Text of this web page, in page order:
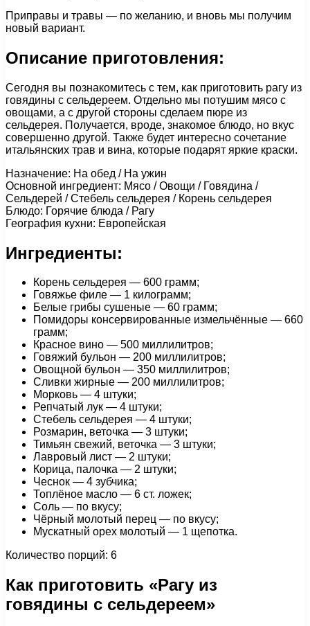
Приправы и травы — по желанию, и вновь мы получим
новый вариант.
Описание приготовления:
Сегодня вы познакомитесь с тем, как приготовить рагу из
говядины с сельдереем. Отдельно мы потушим мясо с
овощами, а с другой стороны сделаем пюре из
сельдерея. Получается, вроде, знакомое блюдо, но вкус
совершенно другой. Также будет интересно сочетание
итальянских трав и вина, которые подарят яркие краски.
Назначение: На обед / На ужин
Основной ингредиент: Мясо / Овощи / Говядина /
Сельдерей / Стебель сельдерея / Корень сельдерея
Блюдо: Горячие блюда / Рагу
География кухни: Европейская
Ингредиенты:
Корень сельдерея — 600 грамм;
Говяжье филе — 1 килограмм;
Белые грибы сушеные — 60 грамм;
Помидоры консервированные измельчённые — 660
грамм;
Красное вино — 500 миллилитров;
Говяжий бульон — 200 миллилитров;
Овощной бульон — 350 миллилитров;
Сливки жирные — 200 миллилитров;
Морковь — 4 штуки;
Репчатый лук — 4 штуки;
Стебель сельдерея — 4 штуки;
Розмарин, веточка — 3 штуки;
Тимьян свежий, веточка — 3 штуки;
Лавровый лист — 2 штуки;
Корица, палочка — 2 штуки;
Чеснок — 4 зубчика;
Топлёное масло — 6 ст. ложек;
Соль — по вкусу;
Чёрный молотый перец — по вкусу;
Мускатный орех молотый — 1 щепотка.
Количество порций: 6
Как приготовить «Рагу из
говядины с сельдереем»